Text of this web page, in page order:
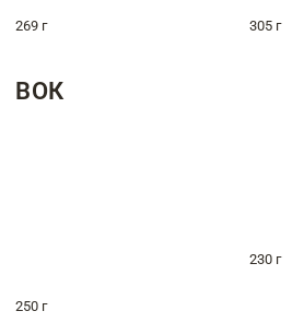
269 г 305 г
ВОК
230 г
250 г